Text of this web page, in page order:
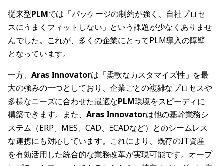
従来型PLMでは「パッケージの制約が強く、自社プロセ
スにうまくフィットしない」という課題が少なくありませ
んでした。これが、多くの企業にとってPLM導入の障壁
となっています。
一方、 Aras Innovatorは「柔軟なカスタマイズ性」を最
大の強みの一つとしており、企業ごとの複雑なプロセスや
多様なニーズに合わせた最適なPLM環境をスピーディに
構築できます。また、 Aras Innovatorは他の基幹業務シ
ステム（ERP、MES、CAD、ECADなど）とのシームレス
な連携にも対応しています。これにより、既存のIT資産
を有効活用した統合的な業務改革が実現可能です。オープ